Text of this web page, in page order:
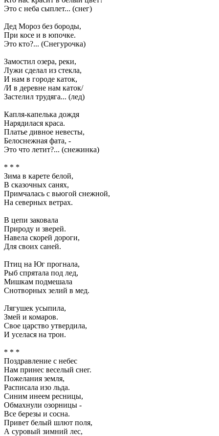
Это с неба сыплет... (снег)
Дед Мороз без бороды,
При косе и в юпочке.
Это кто?... (Снегурочка)
Замостил озера, реки,
Лужи сделал из стекла,
И нам в городе каток,
/И в деревне нам каток/
Застелил трудяга... (лед)
Капля-капелька дождя
Нарядилася краса.
Платье дивное невесты,
Белоснежная фата, -
Это что летит?... (снежинка)
* * *
Зима в карете белой,
В сказочных санях,
Примчалась с вьюгой снежной,
На северных ветрах.
В цепи заковала
Природу и зверей.
Навела скорей дороги,
Для своих саней.
Птиц на Юг прогнала,
Рыб спрятала под лед,
Мишкам подмешала
Снотворных зелий в мед.
Лягушек усыпила,
Змей и комаров.
Свое царство утвердила,
И уселася на трон.
* * *
Поздравление с небес
Нам принес веселый снег.
Пожелания земля,
Расписала изо льда.
Синим инеем ресницы,
Обмахнули озорницы -
Все березы и сосна.
Привет белый шлют поля,
А суровый зимний лес,